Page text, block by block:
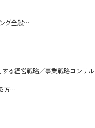
グ全般
外輸出）
経営戦略／事業戦略コンサ
方
方